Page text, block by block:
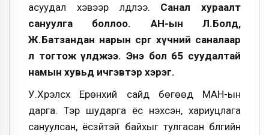
асуудал хэвээр үлдлээ. Санал хураалт
сануулга боллоо. АН-ын Л.Болд,
Ж.Батзандан нарын сөрөг хүчний саналаар
л тогтож үлджээ. Энэ бол 65 суудалтай
намын хувьд ичгэвтэр хэрэг.
У.Хүрэлсүх Ерөнхий сайд бөгөөд МАН-ын
дарга. Тэр шударга ёс нэхсэн, хариуцлага
сануулсан, ёсзүйтэй байхыг тулгасан бүлгийн